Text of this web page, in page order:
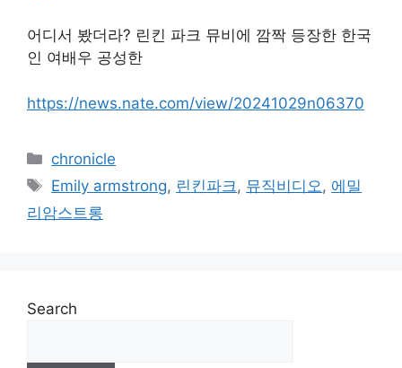
어디서 봤더라? 린킨 파크 뮤비에 깜짝 등장한 한국
인 여배우 공성한
https://news.nate.com/view/20241029n06370
Categories
chronicle
Tags
Emily armstrong, 린킨파크 , 뮤직비디오 , 에밀
리암스트롱
Search